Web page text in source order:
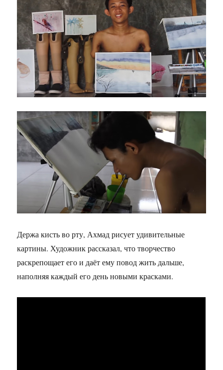
Держа кисть во рту, Ахмад рисует удивительные
картины. Художник рассказал, что творчество
раскрепощает его и даёт ему повод жить дальше,
наполняя каждый его день новыми красками.